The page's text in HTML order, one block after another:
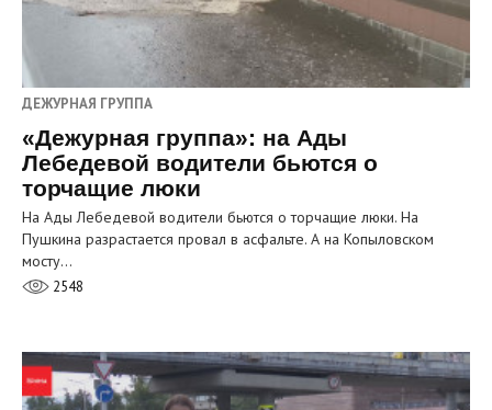
ДЕЖУРНАЯ ГРУППА
«Дежурная группа»: на Ады
Лебедевой водители бьются о
торчащие люки
На Ады Лебедевой водители бьются о торчащие люки. На
Пушкина разрастается провал в асфальте. А на Копыловском
мосту…
2548